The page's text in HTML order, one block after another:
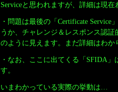
Serviceと思われますが、詳細は現在
・問題は最後の「Certificate
うか、チャレンジ＆レスポンス認
のように見えます。まだ詳細はわか
・なお、ここに出てくる「SFIDA
す。
いまわかっている実際の挙動は…